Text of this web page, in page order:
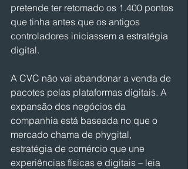
pretende ter retomado os 1.400 pontos
que tinha antes que os antigos
controladores iniciassem a estratégia
digital.
A CVC não vai abandonar a venda de
pacotes pelas plataformas digitais. A
expansão dos negócios da
companhia está baseada no que o
mercado chama de phygital,
estratégia de comércio que une
experiências físicas e digitais – leia